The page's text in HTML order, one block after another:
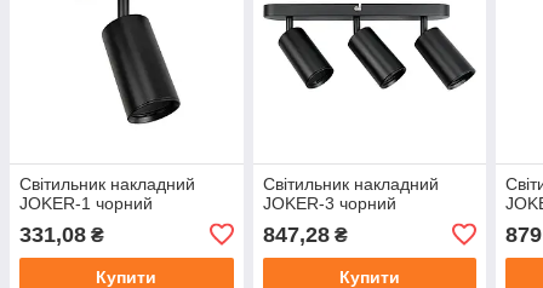
Світильник накладний
JOKER-1 чорний
331,08 ₴
Купити
Світильник накладний
JOKER-3 чорний
847,28₴
Купити